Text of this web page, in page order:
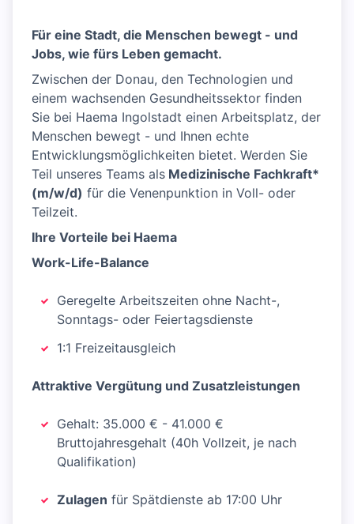
Für eine Stadt, die Menschen bewegt - und
Jobs, wie fürs Leben gemacht.
Zwischen der Donau, den Technologien und
einem wachsenden Gesundheitssektor finden
Sie bei Haema Ingolstadt einen Arbeitsplatz, der
Menschen bewegt - und Ihnen echte
Entwicklungsmöglichkeiten bietet. Werden Sie
Teil unseres Teams als Medizinische Fachkraft*
(m/w/d) für die Venenpunktion in Voll- oder
Teilzeit.
Ihre Vorteile bei Haema
Work-Life-Balance
Geregelte Arbeitszeiten ohne Nacht-,
Sonntags- oder Feiertagsdienste
1:1 Freizeitausgleich
Attraktive Vergütung und Zusatzleistungen
Gehalt: 35.000 € - 41.000 €
Bruttojahresgehalt (40h Vollzeit, je nach
Qualifikation)
Zulagen für Spätdienste ab 17:00 Uhr